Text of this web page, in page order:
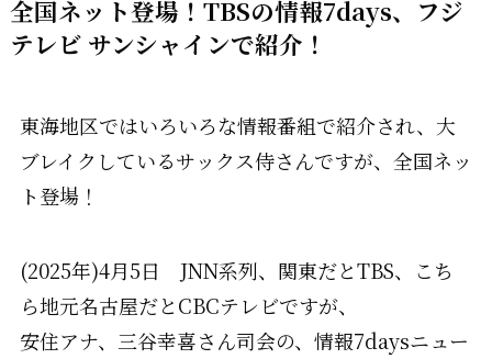
全国ネット登場！TBSの情報7days、フジ
テレビ サンシャインで紹介！
東海地区ではいろいろな情報番組で紹介され、大
ブレイクしているサックス侍さんですが、全国ネッ
ト登場！
(2025年)4月5日 JNN系列、関東だとTBS、こち
ら地元名古屋だとCBCテレビですが、
安住アナ、三谷幸喜さん司会の、情報7daysニュー